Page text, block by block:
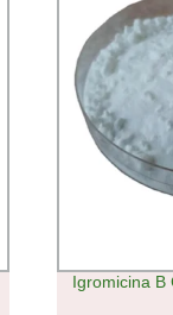
Prodotti